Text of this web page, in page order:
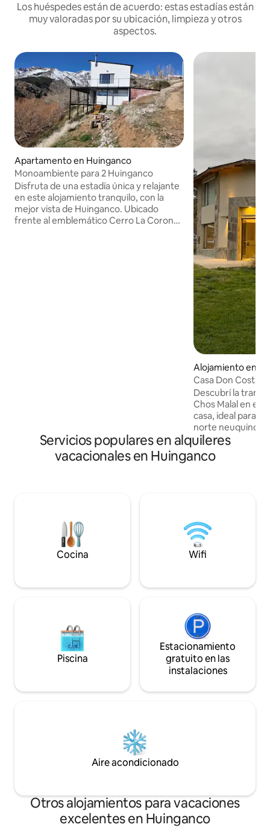
Los huéspedes están de acuerdo: estas estadías están
muy valoradas por su ubicación, limpieza y otros
aspectos.
Apartamento en Huinganco
Monoambiente para 2 Huinganco
Disfruta de una estadía única y relajante
en este alojamiento tranquilo, con la
mejor vista de Huinganco. Ubicado
frente al emblemático Cerro La Corona,
Alojamiento en
Casa Don Costa
Descubrí la
Chos Malal en
casa, ideal para
norte neuquino.
práctica y
familias, parejas
comodidad y una
necesario para
Servicios populares en alquileres
vacacionales en Huinganco
Cocina Wifi
Piscina
Estacionamiento
gratuito en las
instalaciones
Aire acondicionado
Otros alojamientos para vacaciones
excelentes en Huinganco